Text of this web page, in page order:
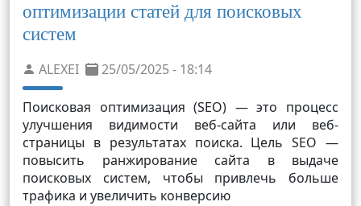
оптимизации статей для поисковых
систем
ALEXEI 25/05/2025 - 18:14
Поисковая оптимизация (SEO) — это процесс
улучшения видимости веб-сайта или веб-
страницы в результатах поиска. Цель SEO —
повысить ранжирование сайта в выдаче
поисковых систем, чтобы привлечь больше
трафика и увеличить конверсию